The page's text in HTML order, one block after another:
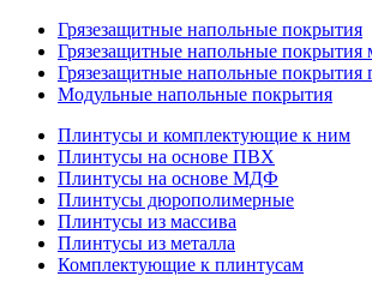
Грязезащитные напольные покрытия
Грязезащитные напольные покрытия
Грязезащитные напольные покрытия
Модульные напольные покрытия
Плинтусы и комплектующие к ним
Плинтусы на основе ПВХ
Плинтусы на основе МДФ
Плинтусы дюрополимерные
Плинтусы из массива
Плинтусы из металла
Комплектующие к плинтусам